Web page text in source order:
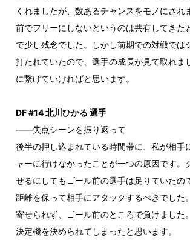
くれましたが、数あるチャンスをモノにされ
前でフリーにしないというのは共有してきた
で少し残念でした。しかし前期での対戦では
打たれていたので、選手の成長が見て取れま
に繋げていければと思います。
DF #14 北川ひかる 選手
——失点シーンを振り返って
後半の押し込まれている時間帯に、私が相手
ャーに行けなかったことが一つの原因です。
せるにしてもゴール前の選手は足りていたの
距離を保って相手にアタックするべきでした
寄せられず、ゴール前のところで負けました
決定機を決められてしまったと思います。